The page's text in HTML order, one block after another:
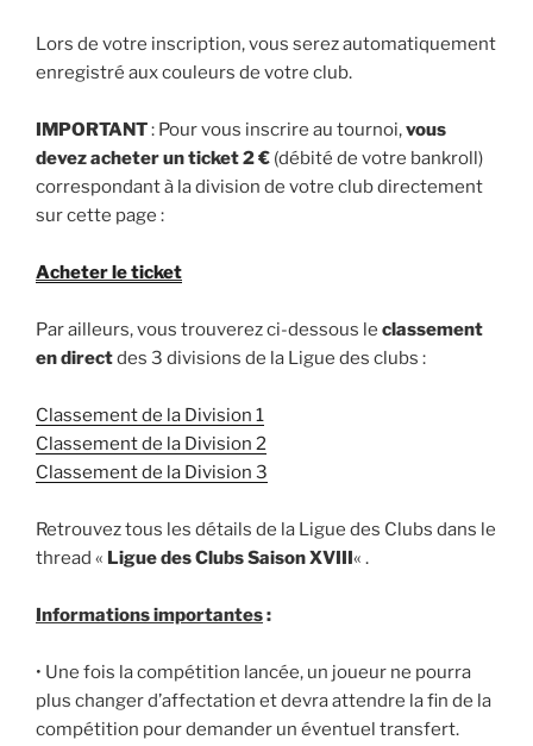
Lors de votre inscription, vous serez automatiquement
enregistré aux couleurs de votre club.
IMPORTANT: Pour vous inscrire au tournoi,vous
devez acheter un ticket 2 € (débité de votre bankroll)
correspondant à la division de votre club directement
sur cette page :
Acheter le ticket
Par ailleurs, vous trouverez ci-dessous le classement
en directdes 3 divisions de la Ligue des clubs :
Classement de la Division 1
Classement de la Division 2
Classement de la Division 3
Retrouvez tous les détails de la Ligue des Clubs dans le
thread « Ligue des Clubs Saison XVIII« .
Informations importantes:
• Une fois la compétition lancée, un joueur ne pourra
plus changer d’affectation et devra attendre la fin de la
compétition pour demander un éventuel transfert.